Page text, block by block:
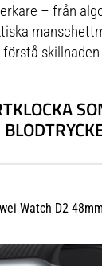
– från
Watch D2